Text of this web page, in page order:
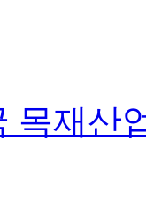
목재산